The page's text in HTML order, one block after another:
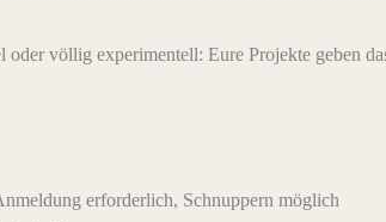
völlig experimentell: Eure Projekte geben
erforderlich, Schnuppern möglich